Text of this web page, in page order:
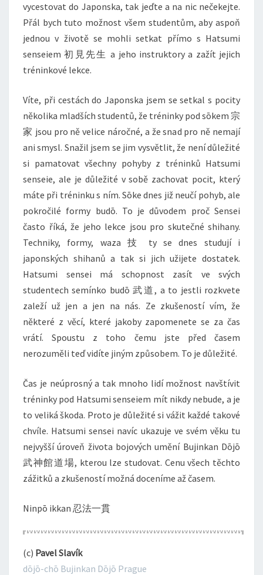
vycestovat do Japonska, tak jeďte a na nic nečekejte.
Přál bych tuto možnost všem studentům, aby aspoň
jednou v životě se mohli setkat přímo s Hatsumi
senseiem 初見先生 a jeho instruktory a zažít jejich
tréninkové lekce.
Víte, při cestách do Japonska jsem se setkal s pocity
několika mladších studentů, že tréninky pod sōkem 宗
家 jsou pro ně velice náročné, a že snad pro ně nemají
ani smysl. Snažil jsem se jim vysvětlit, že není důležité
si pamatovat všechny pohyby z tréninků Hatsumi
senseie, ale je důležité v sobě zachovat pocit, který
máte při tréninku s ním. Sōke dnes již neučí pohyb, ale
pokročilé formy budō. To je důvodem proč Sensei
často říká, že jeho lekce jsou pro skutečné shihany.
Techniky, formy, waza 技 ty se dnes studují i
japonských shihanů a tak si jich užijete dostatek.
Hatsumi sensei má schopnost zasít ve svých
studentech semínko budō 武道, a to jestli rozkvete
zaleží už jen a jen na nás. Ze zkušeností vím, že
některé z věcí, které jakoby zapomenete se za čas
vrátí. Spoustu z toho čemu jste před časem
nerozuměli teď vidíte jiným způsobem. To je důležité.
Čas je neúprosný a tak mnoho lidí možnost navštívit
tréninky pod Hatsumi senseiem mít nikdy nebude, a je
to veliká škoda. Proto je důležité si vážit každé takové
chvíle. Hatsumi sensei navíc ukazuje ve svém věku tu
nejvyšší úroveň života bojových umění Bujinkan Dōjō
武神館道場, kterou lze studovat. Cenu všech těchto
zážitků a zkušeností možná doceníme až časem.
Ninpō ikkan 忍法一貫
(c) Pavel Slavík
dōjō-chō Bujinkan Dōjō Prague